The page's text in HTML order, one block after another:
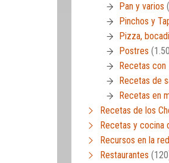
Pan y varios
Pinchos y
Pizza,
Postres
Recetas con
Recetas de
Recetas en
Recetas de los
Recetas y cocina
Recursos en la red
Restaurantes